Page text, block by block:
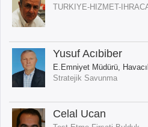
TURKIYE-HIZMET-
Yusuf Acıbiber
E.Emniyet Müdürü,
Stratejik Savunma
Celal Ucan